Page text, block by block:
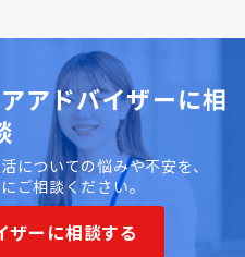
アドバイザーに相
についての悩みや不安を、
ご相談ください。
ザーに相談する